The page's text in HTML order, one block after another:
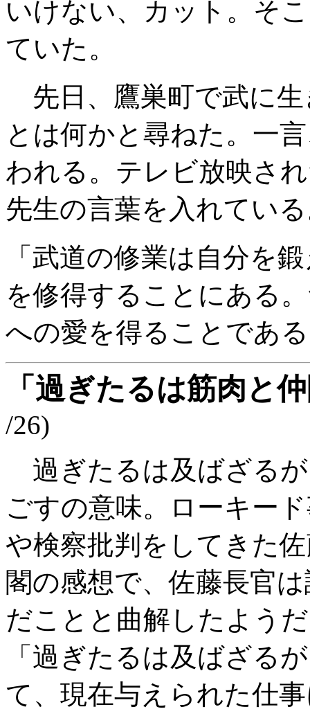
いけない、カット。そ
ていた。
先日、鷹巣町で武に生
とは何かと尋ねた。一
われる。テレビ放映さ
先生の言葉を入れてい
「武道の修業は自分を
を修得することにある
への愛を得ることであ
「過ぎたるは筋肉と
/26)
過ぎたるは及ばざる
ごすの意味。ローキー
や検察批判をしてきた
閣の感想で、佐藤長官
だことと曲解したよう
「過ぎたるは及ばざる
て、現在与えられた仕